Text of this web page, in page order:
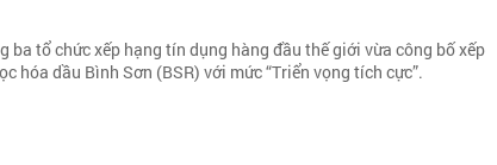
ba tổ chức xếp hạng tín dụng hàng đầu thế giới vừa công bố xếp
hóa dầu Bình Sơn (BSR) với mức “Triển vọng tích cực”.